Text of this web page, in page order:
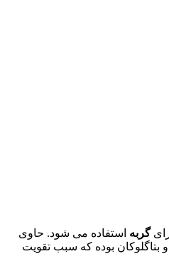
گربه استفاده می شود. حاوی
بتاگلوکان بوده که سبب تقویت